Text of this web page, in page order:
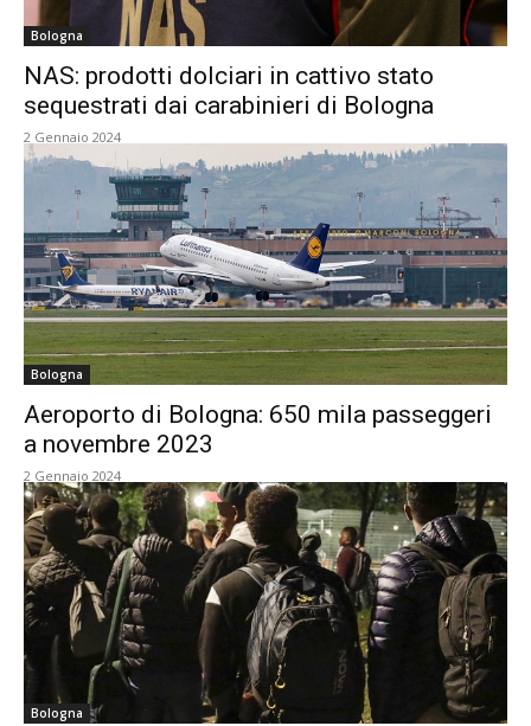
Bologna
NAS: prodotti dolciari in cattivo stato
sequestrati dai carabinieri di Bologna
2 Gennaio 2024
Bologna
Aeroporto di Bologna: 650 mila passeggeri
a novembre 2023
2 Gennaio 2024
Bologna